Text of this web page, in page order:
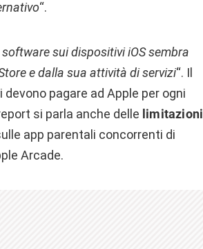
“.
sui dispositivi iOS sembra
e dalla sua attività di servizi“. Il
pagare ad Apple per ogni
si parla anche delle limitazioni
app parentali concorrenti di
Arcade.